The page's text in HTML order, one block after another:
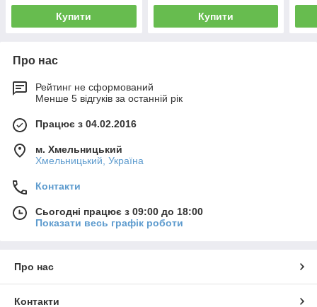
Купити Купити
Про нас
Рейтинг не сформований
Менше 5 відгуків за останній рік
Працює з 04.02.2016
м. Хмельницький
Хмельницький, Україна
Контакти
Сьогодні працює з 09:00 до 18:00
Показати весь графік роботи
Про нас
Контакти